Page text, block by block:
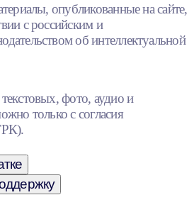
опубликованные на сайте,
с российским и
об интеллектуальной
фото, аудио и
только с согласия